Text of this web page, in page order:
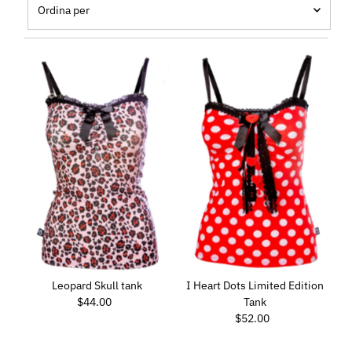
per
In primo piano
Più rilevanti
Best seller
In ordine alfabetico, A-Z
In ordine alfabetico, Z-A
Prezzo crescente
Prezzo decrescente
Data, da meno a più recente
Data, da più a meno recente
Leopard Skull tank
Prezzo
$44.00
I Heart Dots Limited Edition
Tank
Prezzo
$52.00